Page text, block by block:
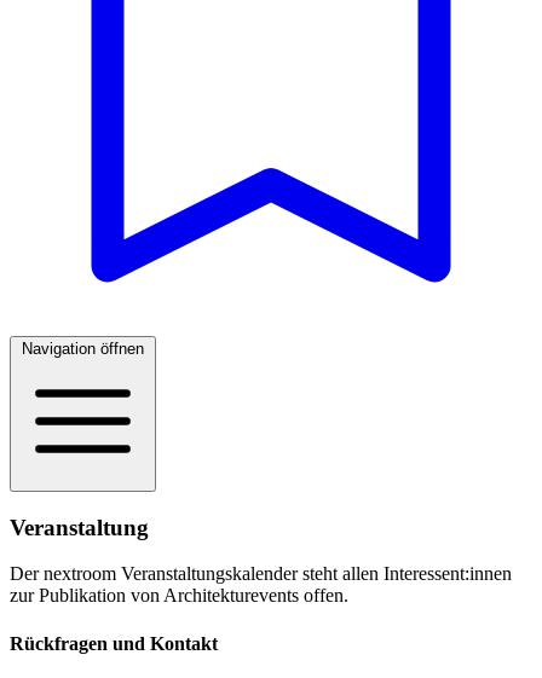
Navigation öffnen
Veranstaltung
Der nextroom Veranstaltungskalender steht allen Interessent:innen
zur Publikation von Architekturevents offen.
Rückfragen und Kontakt